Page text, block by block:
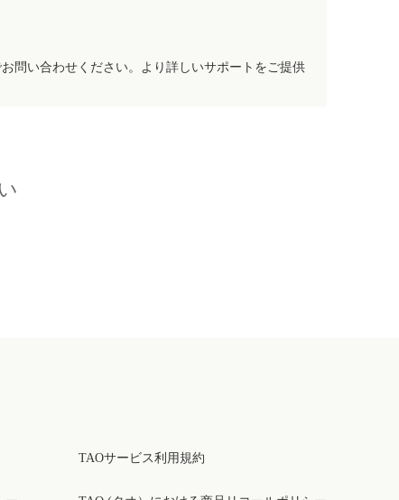
問い合わせください。より詳しいサポートをご提供
TAOサービス利用規約